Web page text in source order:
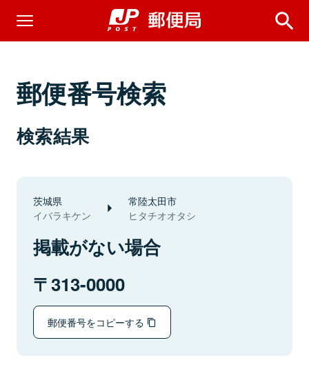
郵便番号検索
検索結果
茨城県
イバラキケン
常陸太田市
ヒタチオオタシ
掲載がない場合
313-0000
郵便番号をコピーする